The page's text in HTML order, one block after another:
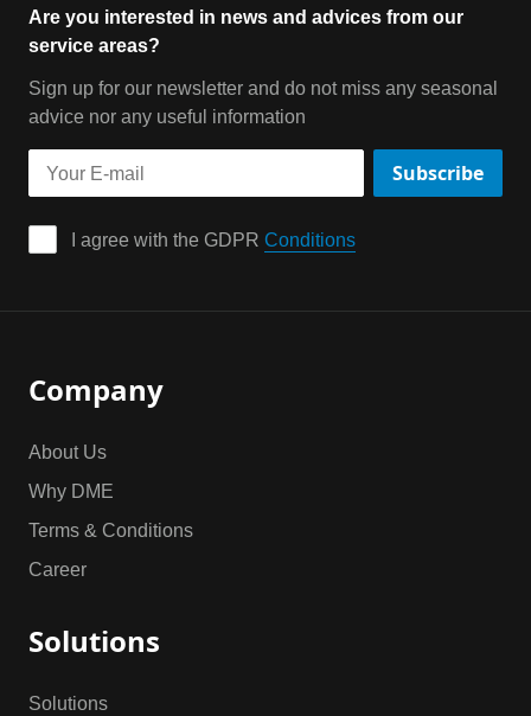
Are you interested in news and advices from our
service areas?
Sign up for our newsletter and do not miss any seasonal
advice nor any useful information
Subscribe
I agree with the GDPR Conditions
Company
About Us
Why DME
Terms & Conditions
Career
Solutions
Solutions